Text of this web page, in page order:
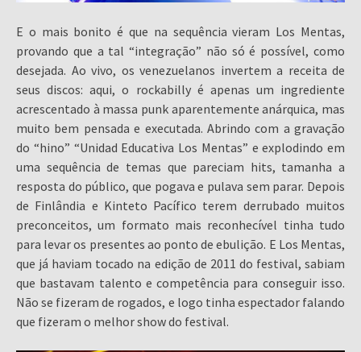
E o mais bonito é que na sequência vieram Los Mentas,
provando que a tal “integração” não só é possível, como
desejada. Ao vivo, os venezuelanos invertem a receita de
seus discos: aqui, o rockabilly é apenas um ingrediente
acrescentado à massa punk aparentemente anárquica, mas
muito bem pensada e executada. Abrindo com a gravação
do “hino” “Unidad Educativa Los Mentas” e explodindo em
uma sequência de temas que pareciam hits, tamanha a
resposta do público, que pogava e pulava sem parar. Depois
de Finlândia e Kinteto Pacífico terem derrubado muitos
preconceitos, um formato mais reconhecível tinha tudo
para levar os presentes ao ponto de ebulição. E Los Mentas,
que já haviam tocado na edição de 2011 do festival, sabiam
que bastavam talento e competência para conseguir isso.
Não se fizeram de rogados, e logo tinha espectador falando
que fizeram o melhor show do festival.